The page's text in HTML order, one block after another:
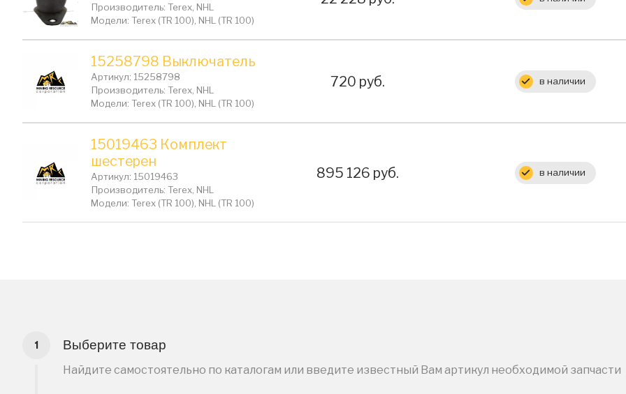
Производитель: Terex, NHL
Модели: Terex (TR 100), NHL (TR 100)
15258798 Выключатель
Артикул: 15258798
Производитель: Terex, NHL
Модели: Terex (TR 100), NHL (TR 100)
Цена:
720 руб. в наличии
15019463 Комплект
шестерен
Артикул: 15019463
Производитель: Terex, NHL
Модели: Terex (TR 100), NHL (TR 100)
Цена:
895 126 руб. в наличии
Выберите товар
Найдите самостоятельно по каталогам или введите известный Вам артикул необходимой запчасти